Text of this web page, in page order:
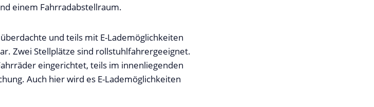
einem Fahrradabstellraum.
und teils mit E-Lademöglichkeiten
Zwei Stellplätze sind rollstuhlfahrergeeignet.
eingerichtet, teils im innenliegenden
Auch hier wird es E-Lademöglichkeiten